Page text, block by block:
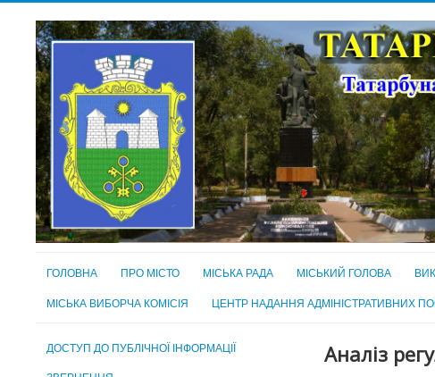
ГОЛОВНА ПРО МІСТО МІСЬКА РАДА МІСЬКИЙ ГОЛОВА
МІСЬКА ВИБОРЧА КОМІСІЯ
ЦЕНТР НАДАННЯ АДМІНІСТРАТИВНИХ
ДОСТУП ДО ПУБЛІЧНОЇ ІНФОРМАЦІЇ
Аналіз